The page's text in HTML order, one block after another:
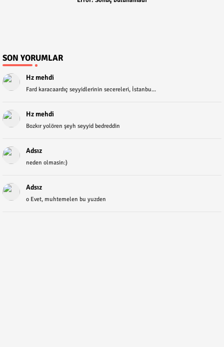
SON YORUMLAR
Hz mehdi
Fard karacaardıç seyyidlerinin secereleri, İstanbu...
Hz mehdi
Bozkır yolören şeyh seyyid bedreddin
Adsız
neden olmasin:)
Adsız
o Evet, muhtemelen bu yuzden